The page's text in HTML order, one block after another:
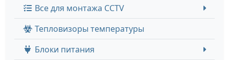
Все для монтажа CCTV
Тепловизоры температуры
Блоки питания